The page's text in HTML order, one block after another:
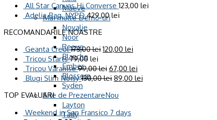
Maeve
Mai multe Demo-uri
Novalie
Noor
Reeve
Blanche
Ember
Blossom
Syden
Site de Prezentare
Layton
Tally
All Star Canvas Hi Converse 123,00 lei
Adelia Bag, NYPD 429,00lei
RECOMANDARILE NOASTRE
Geanta Creol 173,00lei 120,00 lei
Tricou Starts 79,00 lei
Tricou Varanise 99,00lei 67,00 lei
Blugi Slim Noisy 130,00lei 89,00 lei
TOP EVALUARI
Weekend in San Fransico 7 days